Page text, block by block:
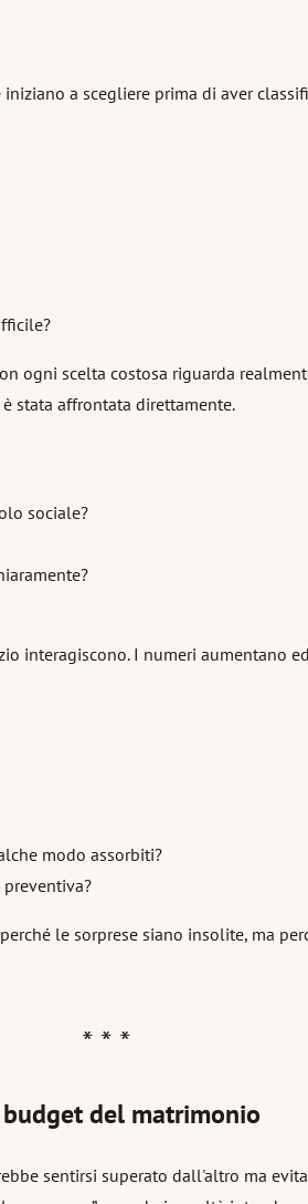
a scegliere prima di aver
ogni scelta costosa riguarda
stata affrontata direttamente.
sociale?
I numeri aumentano
modo assorbiti?
le sorprese siano insolite, ma
del matrimonio
sentirsi superato dall'altro ma